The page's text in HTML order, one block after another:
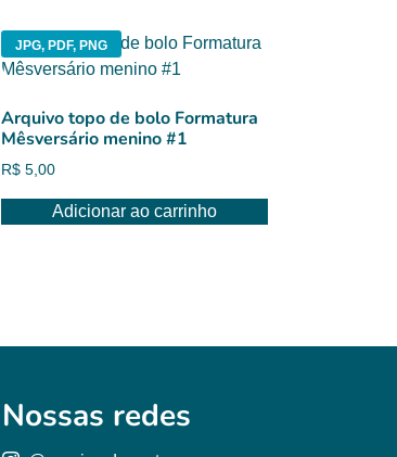
JPG, PDF, PNG
Arquivo topo de bolo Formatura
Mêsversário menino #1
R$ 5,00
Adicionar ao carrinho
Nossas redes